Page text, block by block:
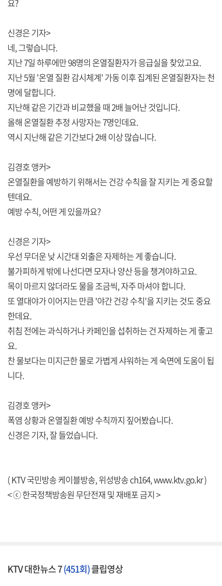
요?
신경은 기자>
네, 그렇습니다.
지난 7일 하루에만 98명의 온열질환자가 응급실을 찾았고요.
지난 5월 '온열 질환 감시체계' 가동 이후 집계된 온열질환자는 천
명에 달합니다.
지난해 같은 기간과 비교했을 때 2배 늘어난 것입니다.
올해 온열질환 추정 사망자는 7명인데요.
역시 지난해 같은 기간보다 2배 이상 많습니다.
김경호 앵커>
온열질환을 예방하기 위해서는 건강 수칙을 잘 지키는 게 중요할
텐데요.
예방 수칙, 어떤 게 있을까요?
신경은 기자>
우선 무더운 낮 시간대 외출은 자제하는 게 좋습니다.
불가피하게 밖에 나선다면 모자나 양산 등을 챙겨야하고요.
목이 마르지 않더라도 물을 조금씩, 자주 마셔야 합니다.
또 열대야가 이어지는 만큼 '야간 건강 수칙'을 지키는 것도 중요
한데요.
취침 전에는 과식하거나 카페인을 섭취하는 건 자제하는 게 좋고
요.
찬 물보다는 미지근한 물로 가볍게 샤워하는 게 숙면에 도움이 됩
니다.
김경호 앵커>
폭염 상황과 온열질환 예방 수칙까지 짚어봤습니다.
신경은 기자, 잘 들었습니다.
( KTV 국민방송 케이블방송, 위성방송 ch164,www.ktv.go.kr)
< ⓒ 한국정책방송원 무단전재 및 재배포 금지 >
KTV 대한뉴스 7(451회)클립영상